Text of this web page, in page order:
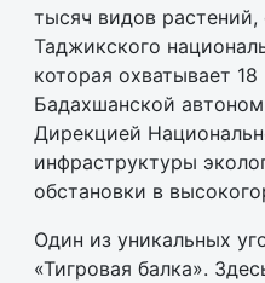
тысяч видов
Таджикского
которая охватывает
Бадахшанской
Дирекцией
инфраструктуры
обстановки в
Один из уникальных
«Тигровая балка».